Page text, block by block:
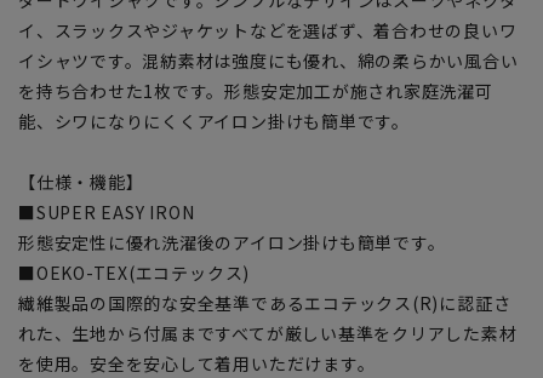
イ、スラックスやジャケットなどを選ばず、着合わせの良いワ
イシャツです。混紡素材は強度にも優れ、綿の柔らかい風合い
を持ち合わせた1枚です。形態安定加工が施され家庭洗濯可
能、シワになりにくくアイロン掛けも簡単です。
【仕様・機能】
■SUPER EASY IRON
形態安定性に優れ洗濯後のアイロン掛けも簡単です。
■OEKO-TEX(エコテックス)
繊維製品の国際的な安全基準であるエコテックス(R)に認証さ
れた、生地から付属まですべてが厳しい基準をクリアした素材
を使用。安全を安心して着用いただけます。